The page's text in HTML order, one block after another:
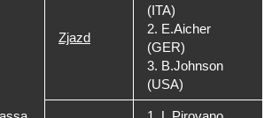
Zjazd
(ITA)
2. E.Aicher
(GER)
3. B.Johnson
(USA)